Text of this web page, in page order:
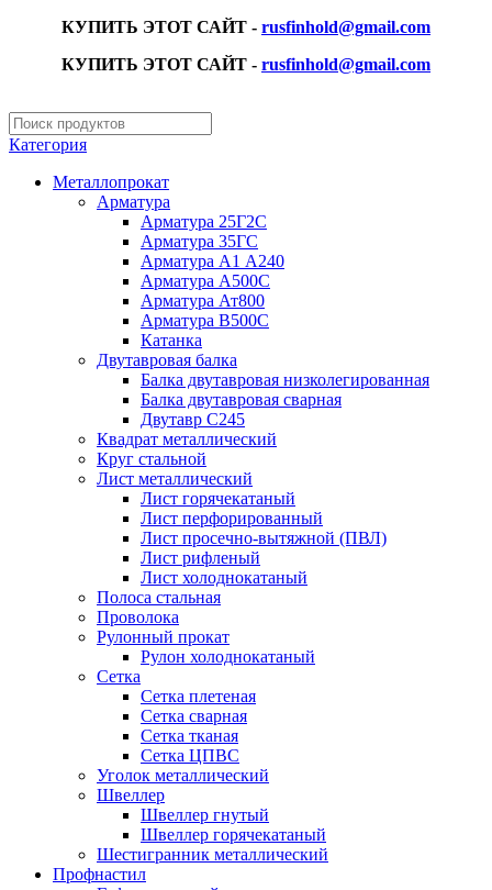
КУПИТЬ ЭТОТ САЙТ - rusfinhold@gmail.com
КУПИТЬ ЭТОТ САЙТ - rusfinhold@gmail.com
Категория
Металлопрокат
Арматура
Арматура 25Г2С
Арматура 35ГС
Арматура А1 А240
Арматура А500С
Арматура Ат800
Арматура В500С
Катанка
Двутавровая балка
Балка двутавровая низколегированная
Балка двутавровая сварная
Двутавр С245
Квадрат металлический
Круг стальной
Лист металлический
Лист горячекатаный
Лист перфорированный
Лист просечно-вытяжной (ПВЛ)
Лист рифленый
Лист холоднокатаный
Полоса стальная
Проволока
Рулонный прокат
Рулон холоднокатаный
Сетка
Сетка плетеная
Сетка сварная
Сетка тканая
Сетка ЦПВС
Уголок металлический
Швеллер
Швеллер гнутый
Швеллер горячекатаный
Шестигранник металлический
Профнастил